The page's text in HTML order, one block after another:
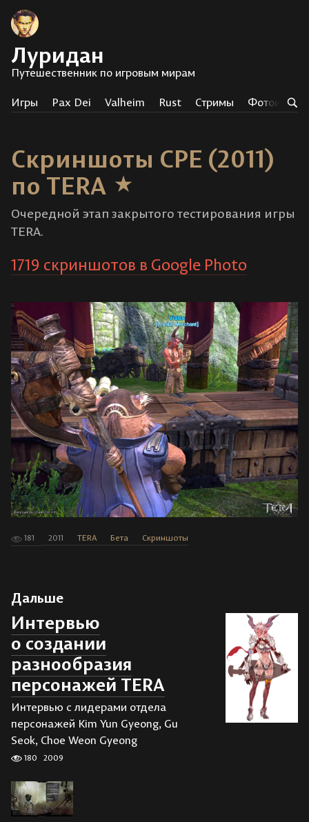
Луридан
Путешественник по игровым мирам
Игры Pax Dei Valheim Rust Стримы
Скриншоты CPE (2011)
по TERA
Очередной этап закрытого тестирования игры
TERA.
1719 скриншотов в Google Photo
181 2011 TERA Бета Скриншоты
Дальше
Интервью
о создании
разнообразия
персонажей TERA
Интервью с лидерами отдела
персонажей Kim Yun Gyeong, Gu
Seok, Choe Weon Gyeong
180 2009